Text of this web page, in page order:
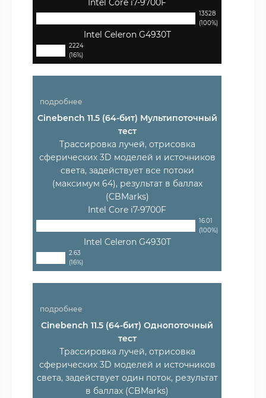
Intel Core i7-9700F
13528
(100%)
Intel Celeron G4930T
2224
(16%)
подробнее
Cinebench 11.5 (64-бит) Мультипоточный
тест
Трассировка лучей, отрисовка
сферических 3D моделей и источников
света, задействует все потоки
(максимум 64), результат в баллах
(CBMarks)
Intel Core i7-9700F
16.01
(100%)
Intel Celeron G4930T
2.63
(16%)
подробнее
Cinebench 11.5 (64-бит) Однопоточный
тест
Трассировка лучей, отрисовка
сферических 3D моделей и источников
света, задействует один поток, результат
в баллах (CBMarks)